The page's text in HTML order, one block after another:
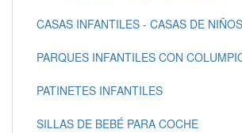
CASAS INFANTILES - CASAS DE NIÑOS
PARQUES INFANTILES CON
PATINETES INFANTILES
SILLAS DE BEBÉ PARA COCHE